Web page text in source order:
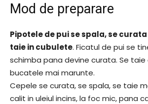
Mod de preparare
Pipotele de pui se spala, se
taie in cubulete. Ficatul de pui se
schimba pana devine curata. Se taie
bucatele mai marunte.
Cepele se curata, se spala, se taie
calit in uleiul incins, la foc mic, pana